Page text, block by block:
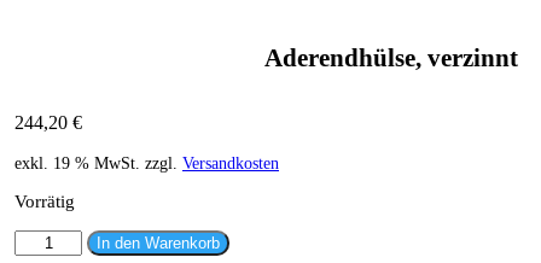
Aderendhülse, verzinnt
244,20 €
exkl. 19 % MwSt. zzgl. Versandkosten
Vorrätig
Aderendhülse,In den Warenkorb